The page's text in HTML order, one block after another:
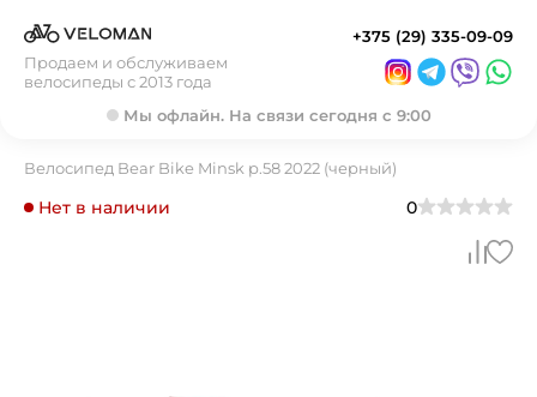
Продаем и обслуживаем
велосипеды с 2013 года
+375 (29) 335-09-09
Мы офлайн. На связи сегодня с 9:00
Велосипед Bear Bike Minsk р.58 2022 (черный)
Нет в наличии 0